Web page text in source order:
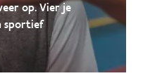
op. Vier je
sportief